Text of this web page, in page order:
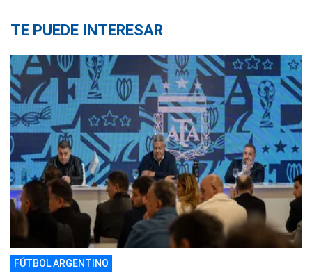
TE PUEDE INTERESAR
FÚTBOL ARGENTINO